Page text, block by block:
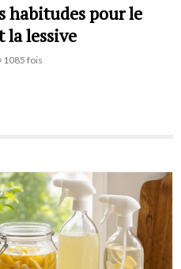
habitudes pour le
la lessive
1085 fois